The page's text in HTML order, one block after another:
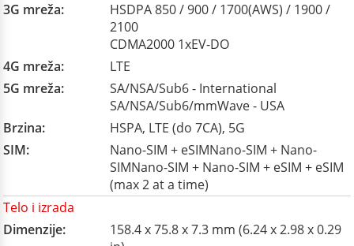
3G mreža:
HSDPA 850 / 900 / 1700(AWS) / 1900 /
2100
CDMA2000 1xEV-DO
4G mreža:
LTE
5G mreža:
SA/NSA/Sub6 - International
SA/NSA/Sub6/mmWave - USA
Brzina:
HSPA, LTE (do 7CA), 5G
SIM:
Nano-SIM + eSIMNano-SIM + Nano-
SIMNano-SIM + Nano-SIM + eSIM + eSIM
(max 2 at a time)
Telo i izrada
Dimenzije:
158.4 x 75.8 x 7.3 mm (6.24 x 2.98 x 0.29